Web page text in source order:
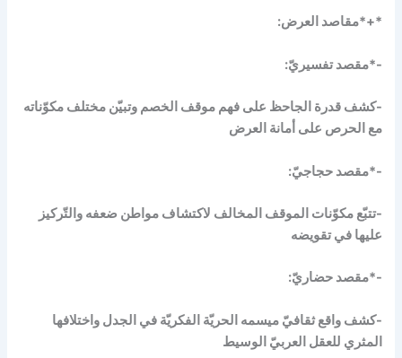
*+*مقاصد العرض:
-*مقصد تفسيريّ:
-كشف قدرة الجاحظ على فهم موقف الخصم وتبيّن مختلف مكوّناته
مع الحرص على أمانة العرض
-*مقصد حجاجيّ:
-تتبّع مكوّنات الموقف المخالف لاكتشاف مواطن ضعفه والتّركيز
عليها في تقويضه
-*مقصد حضاريّ:
-كشف واقع ثقافيّ ميسمه الحريّة الفكريّة في الجدل واختلافها
المثري للعقل العربيّ الوسيط